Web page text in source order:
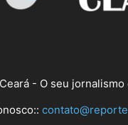
- O seu jornalismo